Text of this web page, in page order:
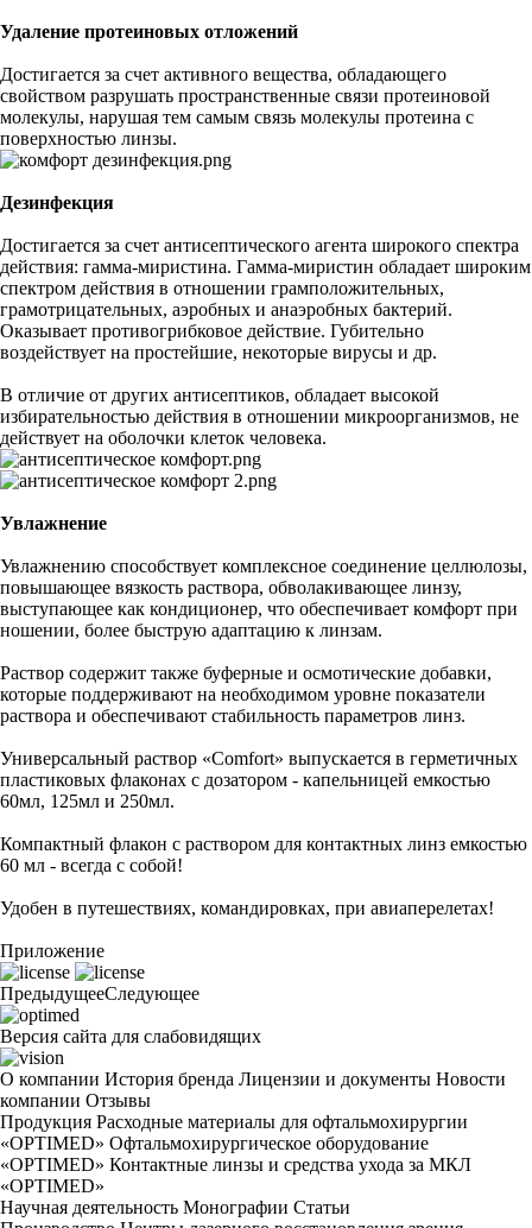
Удаление протеиновых отложений
Достигается за счет активного вещества, обладающего
свойством разрушать пространственные связи протеиновой
молекулы, нарушая тем самым связь молекулы протеина с
поверхностью линзы.
Дезинфекция
Достигается за счет антисептического агента широкого спектра
действия: гамма-миристина. Гамма-миристин обладает широким
спектром действия в отношении грамположительных,
грамотрицательных, аэробных и анаэробных бактерий.
Оказывает противогрибковое действие. Губительно
воздействует на простейшие, некоторые вирусы и др.
В отличие от других антисептиков, обладает высокой
избирательностью действия в отношении микроорганизмов, не
действует на оболочки клеток человека.
Увлажнение
Увлажнению способствует комплексное соединение целлюлозы,
повышающее вязкость раствора, обволакивающее линзу,
выступающее как кондиционер, что обеспечивает комфорт при
ношении, более быструю адаптацию к линзам.
Раствор содержит также буферные и осмотические добавки,
которые поддерживают на необходимом уровне показатели
раствора и обеспечивают стабильность параметров линз.
Универсальный раствор «Comfort» выпускается в герметичных
пластиковых флаконах с дозатором - капельницей емкостью
60мл, 125мл и 250мл.
Компактный флакон с раствором для контактных линз емкостью
60 мл - всегда с собой!
Удобен в путешествиях, командировках, при авиаперелетах!
Приложение
ПредыдущееСледующее
Версия сайта для слабовидящих
О компании История бренда Лицензии и документы Новости
компании Отзывы
Продукция Расходные материалы для офтальмохирургии
«OPTIMED» Офтальмохирургическое оборудование
«OPTIMED» Контактные линзы и средства ухода за МКЛ
«OPTIMED»
Научная деятельность Монографии Статьи